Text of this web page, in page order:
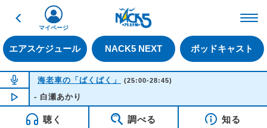
戻る
エアスケジュール NACK5 NEXT ポッドキャスト
マイページ
NOW ON AIR
海老車の「ばくばく」 (25:00-28:45)
NOW PLAYING
- 白瀬あかり
聴く 調べる 知る